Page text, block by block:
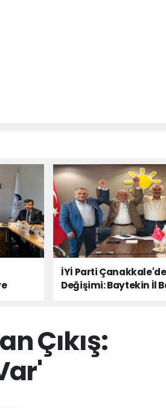
İYİ Parti
Değişimi: Baytekin İl
Çıkış: